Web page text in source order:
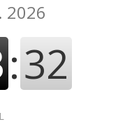
2026
:32